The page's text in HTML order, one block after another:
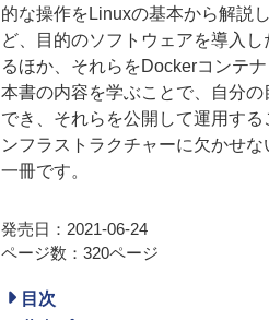
的な操作をLinuxの基本から解説
ど、目的のソフトウェアを導入
るほか、それらをDockerコンテ
本書の内容を学ぶことで、自分
でき、それらを公開して運用す
ンフラストラクチャーに欠かせ
一冊です。
発売日：2021-06-24
ページ数：320ページ
目次